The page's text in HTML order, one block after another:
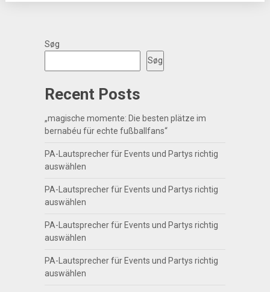
Søg
Søg
Recent Posts
„magische momente: Die besten plätze im
bernabéu für echte fußballfans“
PA-Lautsprecher für Events und Partys richtig
auswählen
PA-Lautsprecher für Events und Partys richtig
auswählen
PA-Lautsprecher für Events und Partys richtig
auswählen
PA-Lautsprecher für Events und Partys richtig
auswählen